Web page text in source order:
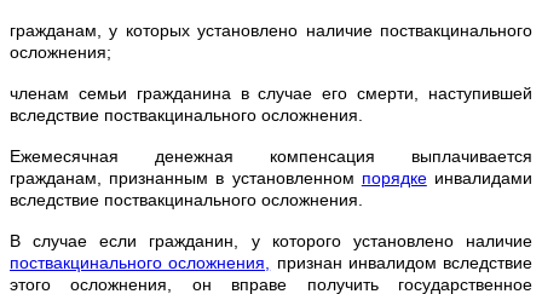
гражданам, у которых установлено наличие поствакцинального
осложнения;
членам семьи гражданина в случае его смерти, наступившей
вследствие поствакцинального осложнения.
Ежемесячная денежная компенсация выплачивается
гражданам, признанным в установленном порядкеинвалидами
вследствие поствакцинального осложнения.
В случае если гражданин, у которого установлено наличие
поствакцинального осложнения,
признан инвалидом вследствие
этого осложнения, он вправе получить государственное